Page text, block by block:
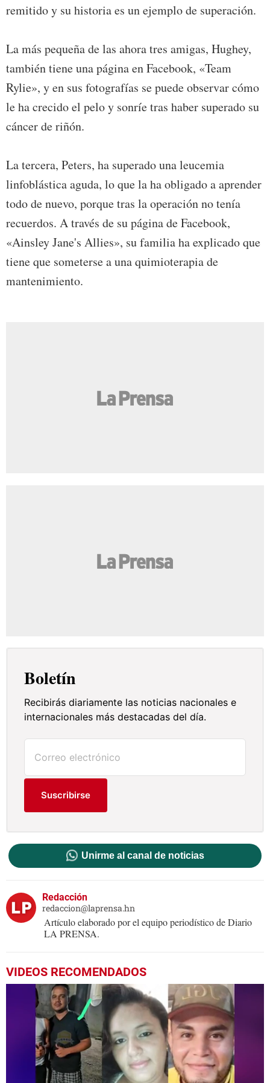
remitido y su historia es un ejemplo de superación.
La más pequeña de las ahora tres amigas, Hughey,
también tiene una página en Facebook, «Team
Rylie», y en sus fotografías se puede observar cómo
le ha crecido el pelo y sonríe tras haber superado su
cáncer de riñón.
La tercera, Peters, ha superado una leucemia
linfoblástica aguda, lo que la ha obligado a aprender
todo de nuevo, porque tras la operación no tenía
recuerdos. A través de su página de Facebook,
«Ainsley Jane's Allies», su familia ha explicado que
tiene que someterse a una quimioterapia de
mantenimiento.
Boletín
Recibirás diariamente las noticias nacionales e
internacionales más destacadas del día.
Suscribirse
Unirme al canal de noticias
Redacción
redaccion@laprensa.hn
Artículo elaborado por el equipo periodístico de Diario
LA PRENSA.
VIDEOS RECOMENDADOS